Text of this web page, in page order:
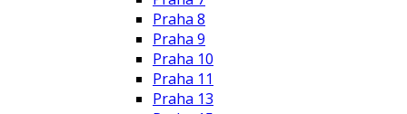
Praha 8
Praha 9
Praha 10
Praha 11
Praha 13